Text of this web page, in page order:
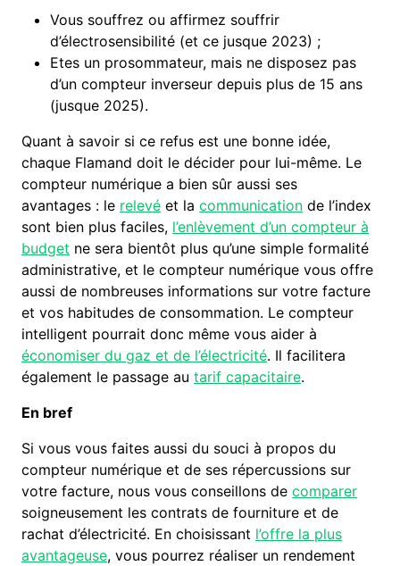
Vous souffrez ou affirmez souffrir
d’électrosensibilité (et ce jusque 2023) ;
Etes un prosommateur, mais ne disposez pas
d’un compteur inverseur depuis plus de 15 ans
(jusque 2025).
Quant à savoir si ce refus est une bonne idée,
chaque Flamand doit le décider pour lui-même. Le
compteur numérique a bien sûr aussi ses
avantages : le relevé et lacommunication de l’index
sont bien plus faciles, l’enlèvement d’un compteur à
budget ne sera bientôt plus qu’une simple formalité
administrative, et le compteur numérique vous offre
aussi de nombreuses informations sur votre facture
et vos habitudes de consommation. Le compteur
intelligent pourrait donc même vous aider à
économiser du gaz et de l’électricité. Il facilitera
également le passage autarif capacitaire.
En bref
Si vous vous faites aussi du souci à propos du
compteur numérique et de ses répercussions sur
votre facture, nous vous conseillons decomparer
soigneusement les contrats de fourniture et de
rachat d’électricité. En choisissant l’offre la plus
avantageuse, vous pourrez réaliser un rendement